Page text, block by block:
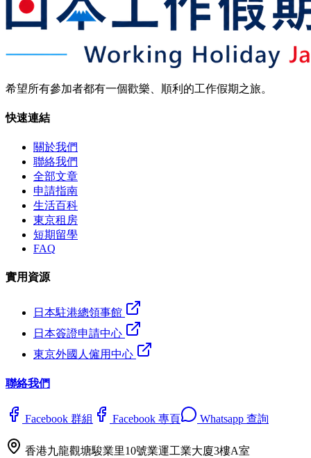
希望所有參加者都有一個歡樂、順利的工作假期之旅。
快速連結
關於我們
聯絡我們
全部文章
申請指南
生活百科
東京租房
短期留學
FAQ
實用資源
日本駐港總領事館
日本簽證申請中心
東京外國人僱用中心
聯絡我們
Facebook 群組 Facebook 專頁 Whatsapp 查詢
香港九龍觀塘駿業里10號業運工業大廈3樓A室